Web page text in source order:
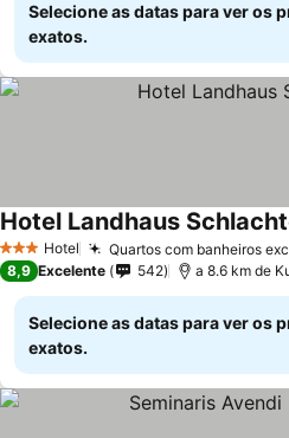
Selecione as datas para ver os
exatos.
3 EstrelasHotel Quartos com banheiros
Hotel Landhaus
8,9 Excelente 542 a 8.6 km de
Selecione as datas para ver os
exatos.